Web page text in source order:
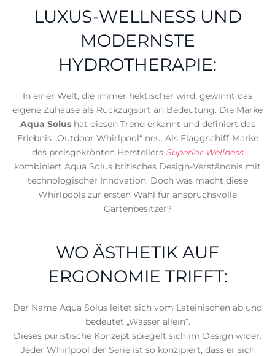
LUXUS-WELLNESS UND
MODERNSTE
HYDROTHERAPIE:
In einer Welt, die immer hektischer wird, gewinnt das
eigene Zuhause als Rückzugsort an Bedeutung. Die Marke
Aqua Solushat diesen Trend erkannt und definiert das
Erlebnis „Outdoor Whirlpool“ neu. Als Flaggschiff-Marke
des preisgekrönten Herstellers Superior Wellness
kombiniert Aqua Solus britisches Design-Verständnis mit
technologischer Innovation. Doch was macht diese
Whirlpools zur ersten Wahl für anspruchsvolle
Gartenbesitzer?
WO ÄSTHETIK AUF
ERGONOMIE TRIFFT:
Der Name Aqua Solus leitet sich vom Lateinischen ab und
bedeutet „Wasser allein“.
Dieses puristische Konzept spiegelt sich im Design wider.
Jeder Whirlpool der Serie ist so konzipiert, dass er sich